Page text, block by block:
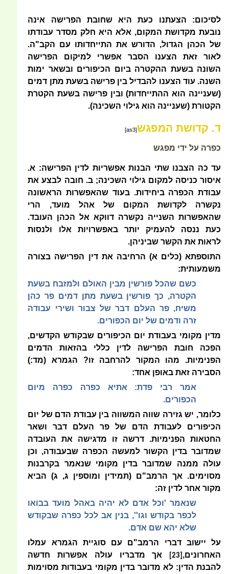
לסיכום: הצעתנו כעת היא שחובת הפרישה אינה
נובעת מקדושת המקום, אלא היא חלק מסדר עבודתו
של הכהן הגדול, הדורש את התייחדותו עם הקב"ה.
לאור זאת הצענו הסבר אפשרי למיקום הפרישה
השונה בשעת ההקטרה ביום הכיפורים ובשאר ימות
השנה. עוד הצענו להבדיל בין פרישה בשעת מתן דמים
(שעניינה הוא ההתייחדות) ובין פרישה בשעת הקטרת
הקטורת (שעניינה הוא גילוי השכינה).
ד. קדושת המפגש[as3]
כפרה על ידי מפגש
עד כה הצבנו שתי הבנות אפשריות לדין הפרישה: א.
איסור כניסה למקום גילוי השכינה; ב. חובה לבצע את
עבודת הכפרה ביחידות. בעוד שהאפשרות הראשונה
נקשרה לקדושת המקום של אהל מועד, הרי
שהאפשרות השנייה נקשרה דווקא אל הכהן העובד.
כעת ננסה להעמיק יותר באפשרויות אלו ולנסות
לראות את הקשר שביניהן.
התוספתא (כלים א) הרחיבה את דין הפרישה בצורה
משמעותית:
כשם שהכל פורשין מבין האולם ולמזבח בשעת
הקטרה, כך פורשין בשעת מתן דמים פר כהן
משיח, פר העלם דבר של צבור ושירי עבודה
זרה ודמים של יום הכפורים.
מדין מקומי בעבודת יום הכיפורים שבקודש הקדשים,
הפכה חובת הפרישה לדין כללי בהזאות הדמים
הפנימיות. מהו המקור להרחבה זו? הגמרא (מד:)
הסבירה זאת באופן אחד:
אמר רבי פדת: אתיא כפרה כפרה מיום
הכפורים.
כלומר, יש גזירה שווה המשווה בין עבודת הדם של יום
הכיפורים לעבודת הדם של פר העלם דבר ושאר
החטאות הפנימיות. דרשה זו מדגישה את העובדה
שמדובר בדין הקשור למעשה הכפרה שבעבודה, וכן
עולה ממנה שמדובר בדין מקומי שנאמר בקרבנות
מסוימים. אך הרמב"ם (תמידין ומוספין ג, ג) הביא
מקור אחר לדין זה:
שנאמר 'וכל אדם לא יהיה באהל מועד בבואו
לכפר בקודש וגו'', בנין אב לכל כפרה שבקודש
שלא יהא שם אדם.
על יישוב דברי הרמב"ם עם סוגיית הגמרא עמלו
האחרונים, [23]
אך מדבריו עולה אפשרות חדשה
להבנת הדין: לא מדובר בדין מקומי בעבודות מסוימות